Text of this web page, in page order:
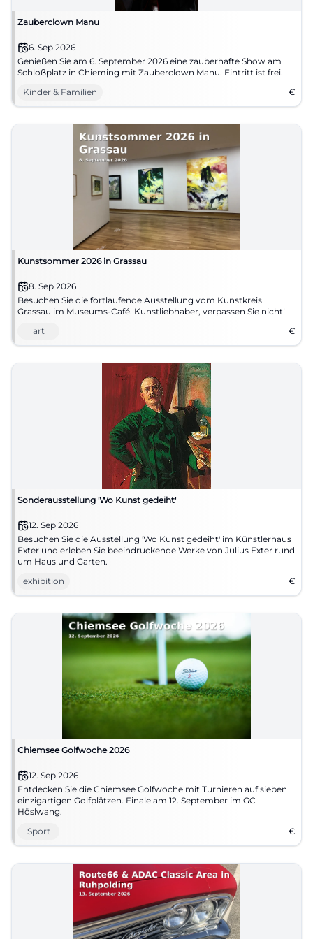
Zauberclown Manu
6. Sep 2026
Genießen Sie am 6. September 2026 eine zauberhafte Show am
Schloßplatz in Chieming mit Zauberclown Manu. Eintritt ist frei.
Kinder & Familien
€
Kunstsommer 2026 in Grassau
8. Sep 2026
Besuchen Sie die fortlaufende Ausstellung vom Kunstkreis
Grassau im Museums-Café. Kunstliebhaber, verpassen Sie nicht!
art
€
Sonderausstellung 'Wo Kunst gedeiht'
12. Sep 2026
Besuchen Sie die Ausstellung 'Wo Kunst gedeiht' im Künstlerhaus
Exter und erleben Sie beeindruckende Werke von Julius Exter rund
um Haus und Garten.
exhibition
€
Chiemsee Golfwoche 2026
12. Sep 2026
Entdecken Sie die Chiemsee Golfwoche mit Turnieren auf sieben
einzigartigen Golfplätzen. Finale am 12. September im GC
Höslwang.
Sport
€